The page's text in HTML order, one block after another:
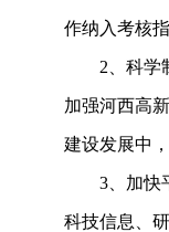
作纳入考核
2 、科
加强河西高
建设发展中
3 、加
科技信息、